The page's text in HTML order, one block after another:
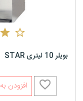
بویلر 10 لیتری STAR
افزودن